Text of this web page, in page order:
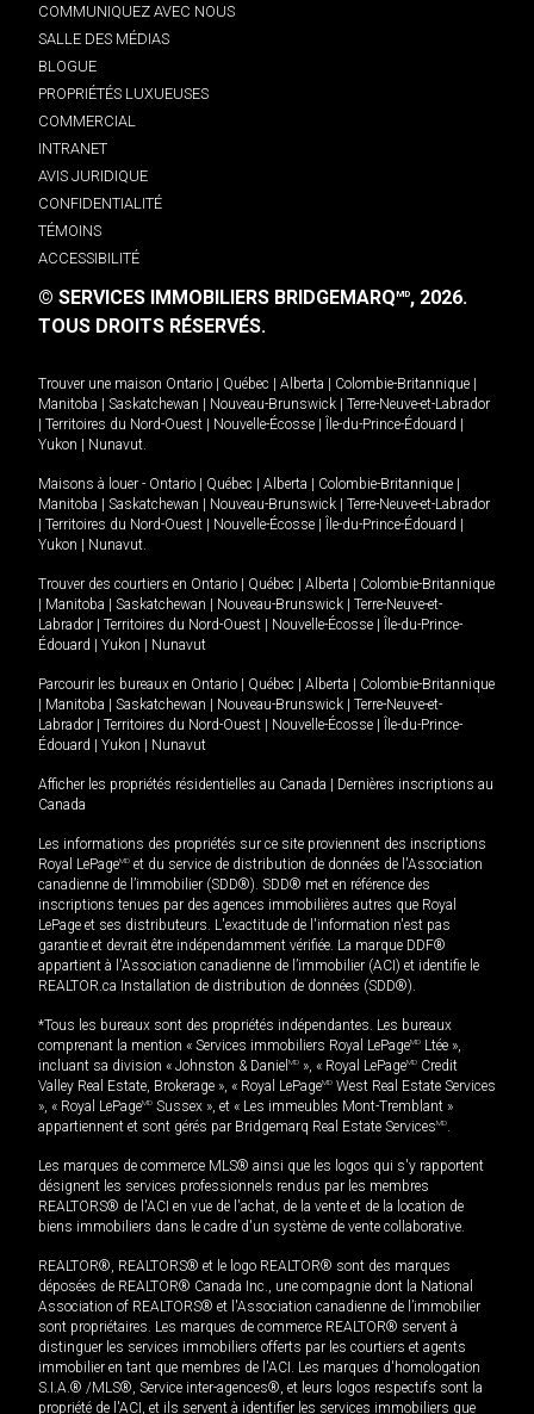
COMMUNIQUEZ AVEC NOUS
SALLE DES MÉDIAS
BLOGUE
PROPRIÉTÉS LUXUEUSES
COMMERCIAL
INTRANET
AVIS JURIDIQUE
CONFIDENTIALITÉ
TÉMOINS
ACCESSIBILITÉ
© SERVICES IMMOBILIERS BRIDGEMARQMD, 2026.
TOUS DROITS RÉSERVÉS.
Trouver une maison Ontario Québec Alberta Colombie-Britannique
Manitoba
Saskatchewan Nouveau-Brunswick
Terre-Neuve-et-Labrador
Territoires du Nord-Ouest Nouvelle-Écosse Île-du-Prince-Édouard
Yukon
Nunavut.
Maisons à louer - Ontario Québec Alberta Colombie-Britannique
Manitoba
Saskatchewan Nouveau-Brunswick
Terre-Neuve-et-Labrador
Territoires du Nord-Ouest Nouvelle-Écosse Île-du-Prince-Édouard
Yukon
Nunavut.
Trouver des courtiers en Ontario Québec Alberta
Colombie-Britannique
Manitoba Saskatchewan Nouveau-Brunswick
Terre-Neuve-et-
Labrador
Territoires du Nord-Ouest Nouvelle-Écosse
Île-du-Prince-
Édouard
Yukon Nunavut
Parcourir les bureaux en Ontario Québec Alberta
Colombie-Britannique
Manitoba Saskatchewan Nouveau-Brunswick
Terre-Neuve-et-
Labrador
Territoires du Nord-Ouest Nouvelle-Écosse
Île-du-Prince-
Édouard
Yukon Nunavut
Afficher les propriétés résidentielles au Canada
Dernières inscriptions au
Canada
Les informations des propriétés sur ce site proviennent des inscriptions
Royal LePageMD et du service de distribution de données de l'Association
canadienne de l’immobilier (SDD®). SDD® met en référence des
inscriptions tenues par des agences immobilières autres que Royal
LePage et ses distributeurs. L'exactitude de l'information n'est pas
garantie et devrait être indépendamment vérifiée. La marque DDF®
appartient à l'Association canadienne de l’immobilier (ACI) et identifie le
REALTOR.ca Installation de distribution de données (SDD®).
*Tous les bureaux sont des propriétés indépendantes. Les bureaux
comprenant la mention « Services immobiliers Royal LePageMD Ltée »,
incluant sa division « Johnston & Daniel MD », « Royal LePageMD Credit
Valley Real Estate, Brokerage », « Royal LePageMD West Real Estate Services
», « Royal LePageMD Sussex », et « Les immeubles Mont-Tremblant »
appartiennent et sont gérés par Bridgemarq Real Estate ServicesMD.
Les marques de commerce MLS® ainsi que les logos qui s'y rapportent
désignent les services professionnels rendus par les membres
REALTORS® de l'ACI en vue de l'achat, de la vente et de la location de
biens immobiliers dans le cadre d'un système de vente collaborative.
REALTOR®, REALTORS® et le logo REALTOR® sont des marques
déposées de REALTOR® Canada Inc., une compagnie dont la National
Association of REALTORS® et l'Association canadienne de l’immobilier
sont propriétaires. Les marques de commerce REALTOR® servent à
distinguer les services immobiliers offerts par les courtiers et agents
immobilier en tant que membres de l'ACI. Les marques d'homologation
S.I.A.® /MLS®, Service inter-agences®, et leurs logos respectifs sont la
propriété de l'ACI, et ils servent à identifier les services immobiliers que